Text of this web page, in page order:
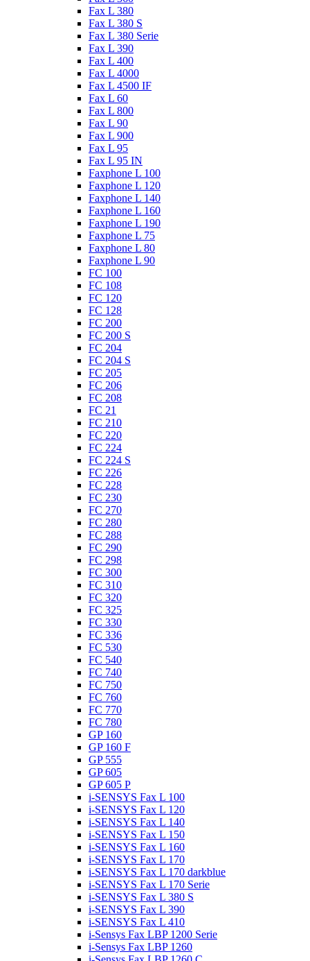
Fax L 380
Fax L 380 S
Fax L 380 Serie
Fax L 390
Fax L 400
Fax L 4000
Fax L 4500 IF
Fax L 60
Fax L 800
Fax L 90
Fax L 900
Fax L 95
Fax L 95 IN
Faxphone L 100
Faxphone L 120
Faxphone L 140
Faxphone L 160
Faxphone L 190
Faxphone L 75
Faxphone L 80
Faxphone L 90
FC 100
FC 108
FC 120
FC 128
FC 200
FC 200 S
FC 204
FC 204 S
FC 205
FC 206
FC 208
FC 21
FC 210
FC 220
FC 224
FC 224 S
FC 226
FC 228
FC 230
FC 270
FC 280
FC 288
FC 290
FC 298
FC 300
FC 310
FC 320
FC 325
FC 330
FC 336
FC 530
FC 540
FC 740
FC 750
FC 760
FC 770
FC 780
GP 160
GP 160 F
GP 555
GP 605
GP 605 P
i-SENSYS Fax L 100
i-SENSYS Fax L 120
i-SENSYS Fax L 140
i-SENSYS Fax L 150
i-SENSYS Fax L 160
i-SENSYS Fax L 170
i-SENSYS Fax L 170 darkblue
i-SENSYS Fax L 170 Serie
i-SENSYS Fax L 380 S
i-SENSYS Fax L 390
i-SENSYS Fax L 410
i-Sensys Fax LBP 1200 Serie
i-Sensys Fax LBP 1260